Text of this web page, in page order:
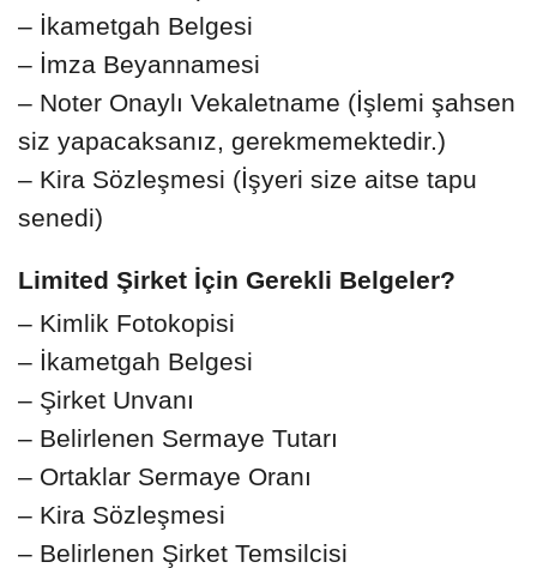
– İkametgah Belgesi
– İmza Beyannamesi
– Noter Onaylı Vekaletname (İşlemi şahsen
siz yapacaksanız, gerekmemektedir.)
– Kira Sözleşmesi (İşyeri size aitse tapu
senedi)
Limited Şirket İçin Gerekli Belgeler?
– Kimlik Fotokopisi
– İkametgah Belgesi
– Şirket Unvanı
– Belirlenen Sermaye Tutarı
– Ortaklar Sermaye Oranı
– Kira Sözleşmesi
– Belirlenen Şirket Temsilcisi